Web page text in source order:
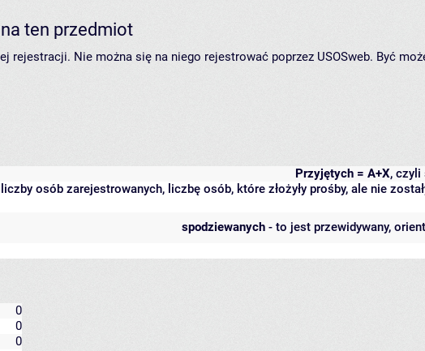
ten przedmiot
rejestracji. Nie można się na niego rejestrować poprzez USOSweb. Być
Przyjętych = A+X, czyli
osób zarejestrowanych, liczbę osób, które złożyły prośby, ale nie
spodziewanych - to jest przewidywany,
0
0
0